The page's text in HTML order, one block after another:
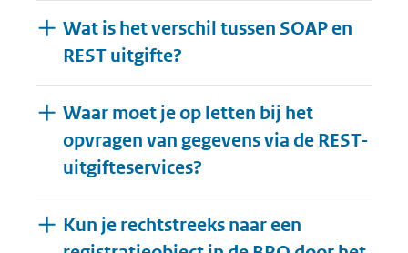
Wat is het verschil tussen SOAP en
REST uitgifte?
Waar moet je op letten bij het
opvragen van gegevens via de REST-
uitgifteservices?
Kun je rechtstreeks naar een